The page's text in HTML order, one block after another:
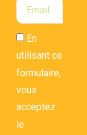
En
utilisant ce
formulaire,
vous
acceptez
le